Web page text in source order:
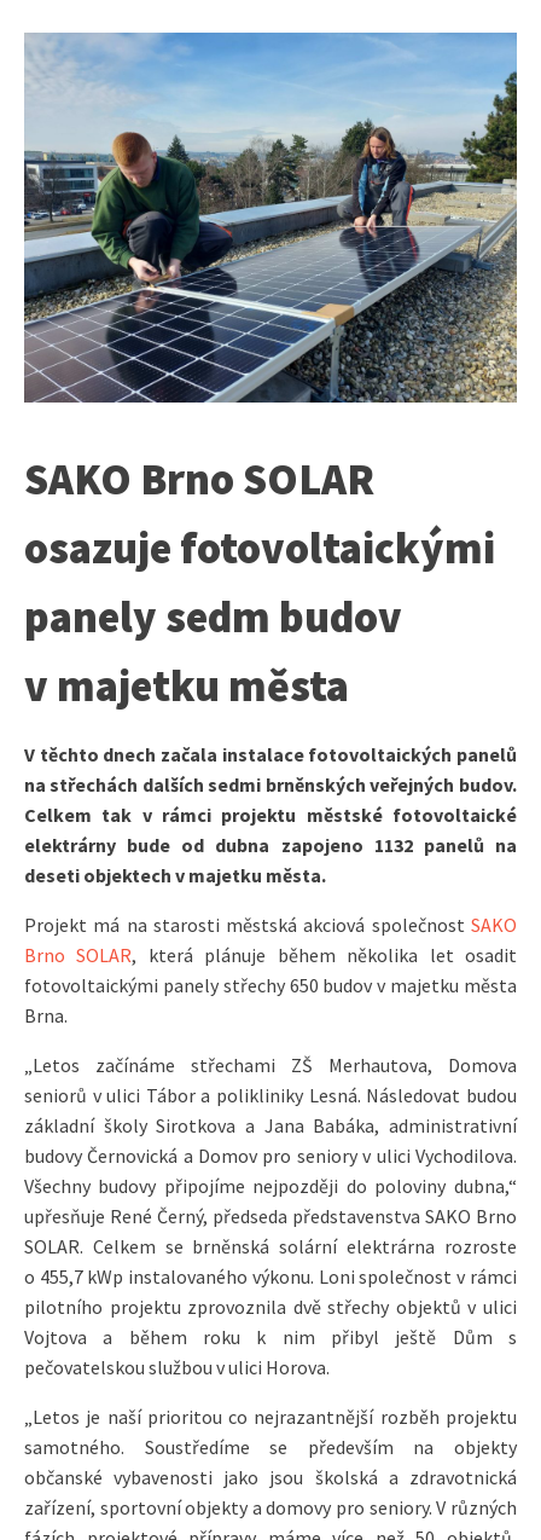
SAKO Brno SOLAR
osazuje fotovoltaickými
panely sedm budov
v majetku města
V těchto dnech začala instalace fotovoltaických panelů
na střechách dalších sedmi brněnských veřejných budov.
Celkem tak v rámci projektu městské fotovoltaické
elektrárny bude od dubna zapojeno 1132 panelů na
deseti objektech v majetku města.
Projekt má na starosti městská akciová společnost SAKO
Brno SOLAR, která plánuje během několika let osadit
fotovoltaickými panely střechy 650 budov v majetku města
Brna.
„Letos začínáme střechami ZŠ Merhautova, Domova
seniorů v ulici Tábor a polikliniky Lesná. Následovat budou
základní školy Sirotkova a Jana Babáka, administrativní
budovy Černovická a Domov pro seniory v ulici Vychodilova.
Všechny budovy připojíme nejpozději do poloviny dubna,“
upřesňuje René Černý, předseda představenstva SAKO Brno
SOLAR. Celkem se brněnská solární elektrárna rozroste
o 455,7 kWp instalovaného výkonu. Loni společnost v rámci
pilotního projektu zprovoznila dvě střechy objektů v ulici
Vojtova a během roku k nim přibyl ještě Dům s
pečovatelskou službou v ulici Horova.
„Letos je naší prioritou co nejrazantnější rozběh projektu
samotného. Soustředíme se především na objekty
občanské vybavenosti jako jsou školská a zdravotnická
zařízení, sportovní objekty a domovy pro seniory. V různých